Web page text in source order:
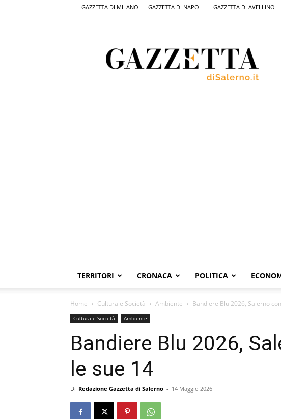
GAZZETTA DI MILANO GAZZETTA DI NAPOLI GAZZETTA DI AVELLINO
Salerno,
il
quotidiano
TERRITORI CRONACA POLITICA
Home Cultura e Società Ambiente Bandiere Blu 2026, Salerno
Cultura e Società Ambiente
Bandiere Blu 2026,
le sue 14
Di Redazione Gazzetta di Salerno - 14 Maggio 2026